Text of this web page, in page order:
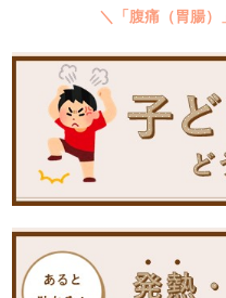
＼「腹痛（胃腸